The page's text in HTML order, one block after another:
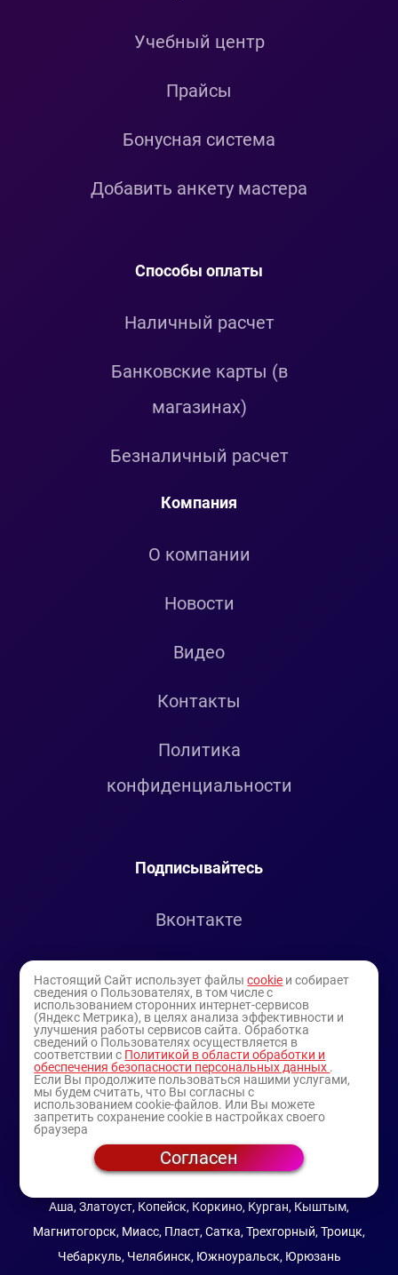
Учебный центр
Прайсы
Бонусная система
Добавить анкету мастера
Способы оплаты
Наличный расчет
Банковские карты (в
магазинах)
Безналичный расчет
Компания
О компании
Новости
Видео
Контакты
Политика
конфиденциальности
Подписывайтесь
Вконтакте
Youtube
© 1994-2025
— торговая витрина ИП Булатов В.А.
Аша, Златоуст, Копейск, Коркино, Курган, Кыштым,
Магнитогорск, Миасс, Пласт, Сатка, Трехгорный, Троицк,
Чебаркуль, Челябинск, Южноуральск, Юрюзань
Настоящий Сайт использует файлыcookie и собирает
сведения о Пользователях, в том числе с
использованием сторонних интернет-сервисов
(Яндекс Метрика), в целях анализа эффективности и
улучшения работы сервисов сайта. Обработка
сведений о Пользователях осуществляется в
соответствии с Политикой в области обработки и
обеспечения безопасности персональных данных .
Если Вы продолжите пользоваться нашими услугами,
мы будем считать, что Вы согласны с
использованием cookie-файлов. Или Вы можете
запретить сохранение cookie в настройках своего
браузера
Согласен